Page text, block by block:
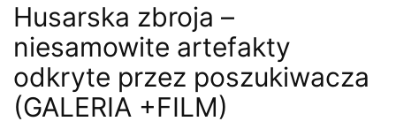
Informacje współczesne Poszukiwacze
Wykrywacz metali Zabytki i antyki
Husarska zbroja –
niesamowite artefakty
odkryte przez poszukiwacza
(GALERIA +FILM)